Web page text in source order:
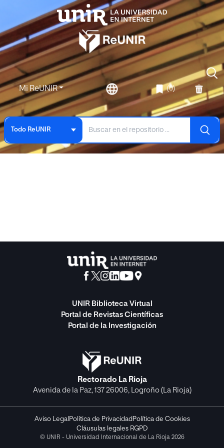
Mi ReUNIR (0)
Todo ReUNIR
UNIR Biblioteca Virtual
Portal de Revistas Científicas
Portal de la Investigación
Rectorado La Rioja
Avenida de la Paz, 137 26006, Logroño (La Rioja)
Aviso Legal Política de Privacidad Política de Cookies
Cláusulas legales RGPD
© UNIR - Universidad Internacional de La Rioja 2026